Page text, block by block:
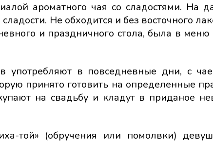
ароматного чая со сладостями. На
Не обходится и без восточного
и праздничного стола, была в меню
употребляют в повседневные дни, с
принято готовить на определенные
на свадьбу и кладут в приданое
той» (обручения или помолвки)